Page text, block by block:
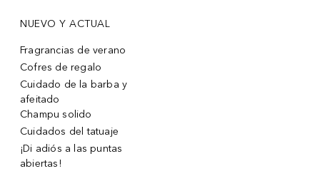
NUEVO Y ACTUAL
Fragrancias de verano
Cofres de regalo
Cuidado de la barba y
afeitado
Champu solido
Cuidados del tatuaje
¡Di adiós a las puntas
abiertas!